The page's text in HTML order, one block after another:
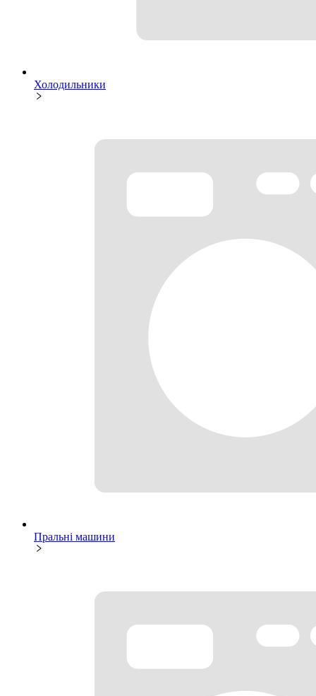
Холодильники
Пральні машини